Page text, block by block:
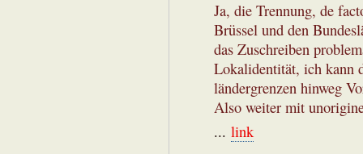
Ja, die Trennung, de
Brüssel und den
das Zuschreiben
Lokalidentität, ich kann
ländergrenzen hinweg
Also weiter mit
... link